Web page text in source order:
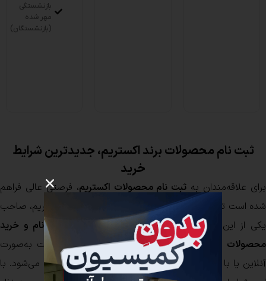
بازنشستگی
مهر شده
(بازنشستگان)
ثبت نام محصولات برند اکستریم، جدیدترین شرایط
خرید
برای علاقه‌مندان به ثبت نام محصولات اکستریم، فرصتی عالی فراهم
شده است تا با جدیدترین شرایط ثبت نام محصولات اکستریم، صاحب
یکی از این خودروهای باکیفیت و محبوب شوند.
ثبت نام و خرید
محصولات اکستریمبه‌صورت ساده و سریع از طریق سایت به‌صورت
آنلاین یا با مراجعه حضوری به نمایندگی‌های معتبر انجام می‌شود. با